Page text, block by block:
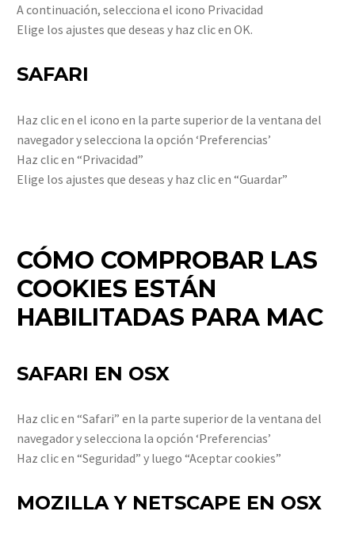
A continuación, selecciona el icono Privacidad
Elige los ajustes que deseas y haz clic en OK.
SAFARI
Haz clic en el icono en la parte superior de la ventana del
navegador y selecciona la opción ‘Preferencias’
Haz clic en “Privacidad”
Elige los ajustes que deseas y haz clic en “Guardar”
CÓMO COMPROBAR LAS
COOKIES ESTÁN
HABILITADAS PARA MAC
SAFARI EN OSX
Haz clic en “Safari” en la parte superior de la ventana del
navegador y selecciona la opción ‘Preferencias’
Haz clic en “Seguridad” y luego “Aceptar cookies”
MOZILLA Y NETSCAPE EN OSX